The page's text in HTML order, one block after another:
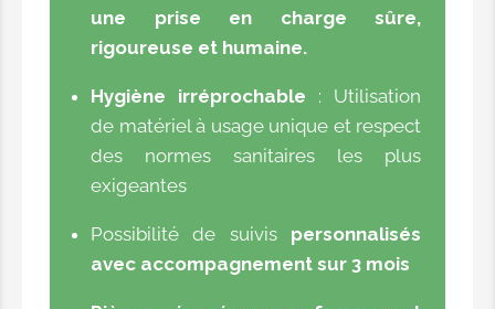
une prise en charge sûre,
rigoureuse et humaine.
Hygiène irréprochable : Utilisation
de matériel à usage unique et respect
des normes sanitaires les plus
exigeantes
Possibilité de suivis personnalisés
avec accompagnement sur 3 mois